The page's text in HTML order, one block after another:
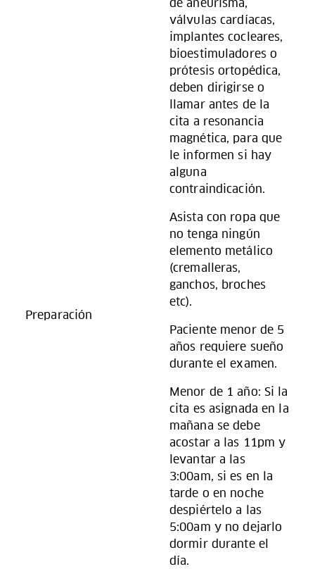
Preparación
de aneurisma,
válvulas cardíacas,
implantes cocleares,
bioestimuladores o
prótesis ortopédica,
deben dirigirse o
llamar antes de la
cita a resonancia
magnética, para que
le informen si hay
alguna
contraindicación.
Asista con ropa que
no tenga ningún
elemento metálico
(cremalleras,
ganchos, broches
etc).
Paciente menor de 5
años requiere sueño
durante el examen.
Menor de 1 año: Si la
cita es asignada en la
mañana se debe
acostar a las 11pm y
levantar a las
3:00am, si es en la
tarde o en noche
despiértelo a las
5:00am y no dejarlo
dormir durante el
día.